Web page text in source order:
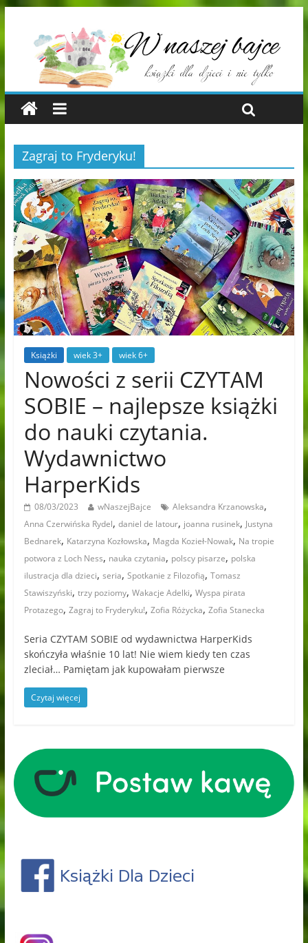
Zagraj to Fryderyku!
Książki wiek 3+ wiek 6+
Nowości z serii CZYTAM
SOBIE – najlepsze książki
do nauki czytania.
Wydawnictwo
HarperKids
08/03/2023 wNaszejBajce Aleksandra Krzanowska,
Anna Czerwińska Rydel, daniel de latour, joanna rusinek, Justyna
Bednarek, Katarzyna Kozłowska, Magda Kozieł-Nowak, Na tropie
potwora z Loch Ness, nauka czytania, polscy pisarze, polska
ilustracja dla dzieci, seria, Spotkanie z Filozofią, Tomasz
Stawiszyński, trzy poziomy, Wakacje Adelki, Wyspa pirata
Protazego, Zagraj to Fryderyku!, Zofia Różycka, Zofia Stanecka
Seria CZYTAM SOBIE od wydawnictwa HarperKids
skończyła właśnie 10 lat! Nie wiem kiedy ten czas
zleciał… Pamiętam jak kupowałam pierwsze
Czytaj więcej